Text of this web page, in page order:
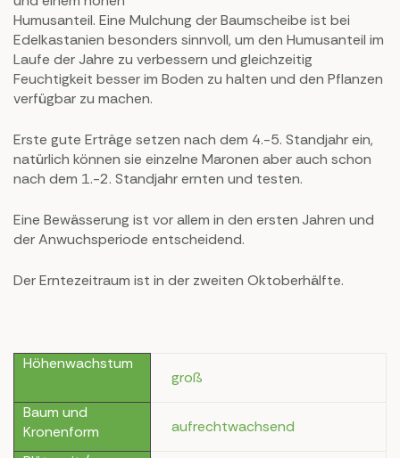
Humusanteil. Eine Mulchung der Baumscheibe ist bei
Edelkastanien besonders sinnvoll, um den Humusanteil im
Laufe der Jahre zu verbessern und gleichzeitig
Feuchtigkeit besser im Boden zu halten und den Pflanzen
verfügbar zu machen.
Erste gute Erträge setzen nach dem 4.-5. Standjahr ein,
natürlich können sie einzelne Maronen aber auch schon
nach dem 1.-2. Standjahr ernten und testen.
Eine Bewässerung ist vor allem in den ersten Jahren und
der Anwuchsperiode entscheidend.
Der Erntezeitraum ist in der zweiten Oktoberhälfte.
Höhenwachstum
groß
Baum und
Kronenform
aufrechtwachsend